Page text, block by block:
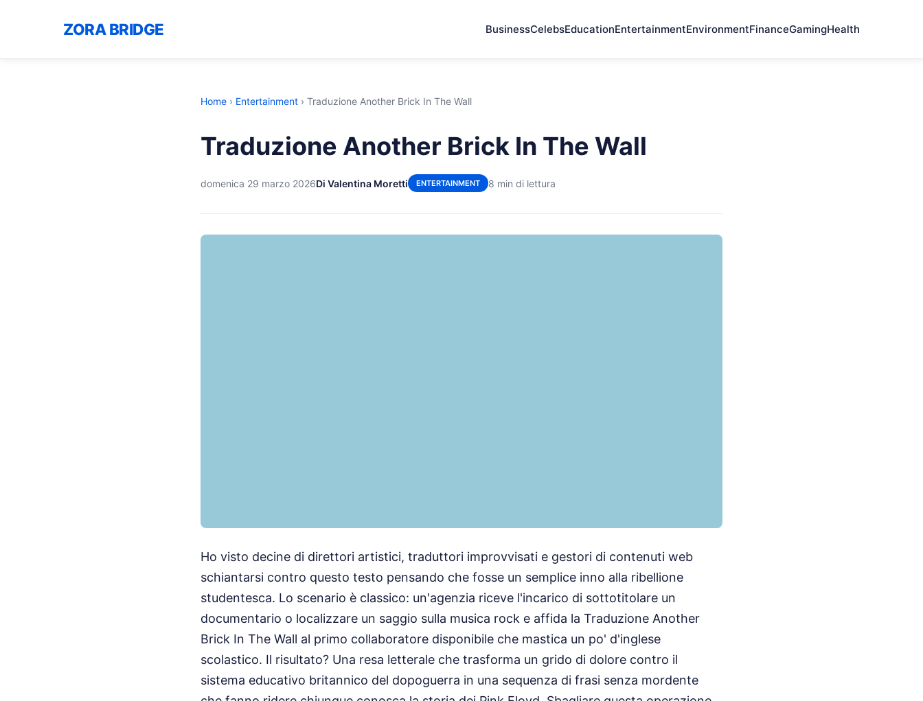
ZORA BRIDGE BusinessCelebsEducationEntertainmentEnvironmentFinanceGamingHealth
Home › Entertainment › Traduzione Another Brick In The Wall
Traduzione Another Brick In The Wall
domenica 29 marzo 2026Di Valentina Moretti ENTERTAINMENT 8 min di lettura
Ho visto decine di direttori artistici, traduttori improvvisati e gestori di contenuti web
schiantarsi contro questo testo pensando che fosse un semplice inno alla ribellione
studentesca. Lo scenario è classico: un'agenzia riceve l'incarico di sottotitolare un
documentario o localizzare un saggio sulla musica rock e affida la Traduzione Another
Brick In The Wall al primo collaboratore disponibile che mastica un po' d'inglese
scolastico. Il risultato? Una resa letterale che trasforma un grido di dolore contro il
sistema educativo britannico del dopoguerra in una sequenza di frasi senza mordente